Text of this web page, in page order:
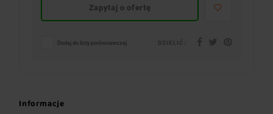
Zapytaj o ofertę
Dodaj do listy porównawczej
Informacje